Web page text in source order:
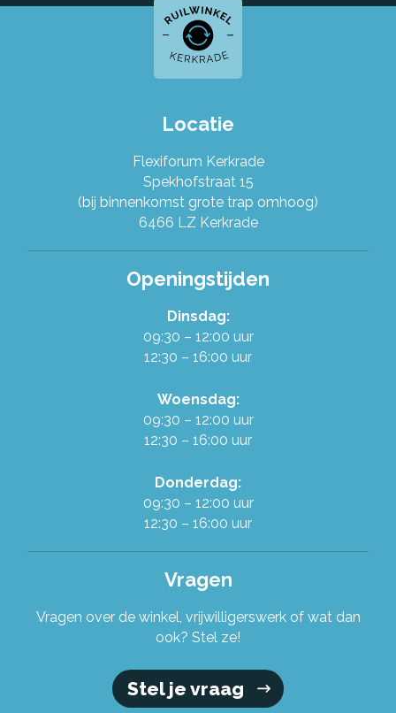
Locatie
Flexiforum Kerkrade
Spekhofstraat 15
(bij binnenkomst grote trap omhoog)
6466 LZ Kerkrade
Openingstijden
Dinsdag:
09:30 – 12:00 uur
12:30 – 16:00 uur
Woensdag:
09:30 – 12:00 uur
12:30 – 16:00 uur
Donderdag:
09:30 – 12:00 uur
12:30 – 16:00 uur
Vragen
Vragen over de winkel, vrijwilligerswerk of wat dan
ook? Stel ze!
Stel je vraag